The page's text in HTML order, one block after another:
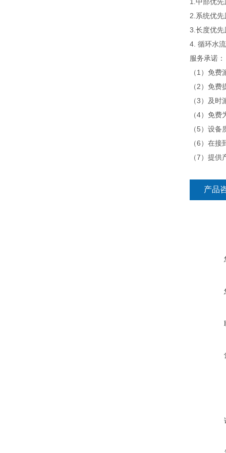
2.系统优先
3.长度优先
4. 循环水
服务承诺：
（1）免
（2）免
（3）及
（4）免
（5）设
（6）在
（7）提
产品